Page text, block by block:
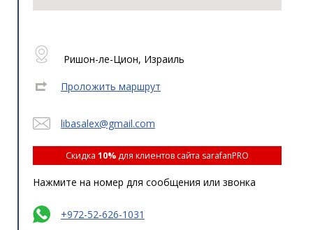
Ришон-ле-Цион, Израиль
Проложить маршрут
libasalex@gmail.com
Скидка 10%для клиентов сайта sarafanPRO
Нажмите на номер для сообщения или звонка
+972-52-626-1031